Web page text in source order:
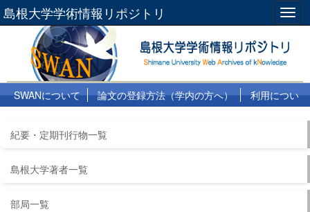
島根大学学術情報リポジトリ
SWANについて 論文の登録方法（学内の方へ）
利用につい
紀要・定期刊行物一覧
島根大学著者一覧
部局一覧